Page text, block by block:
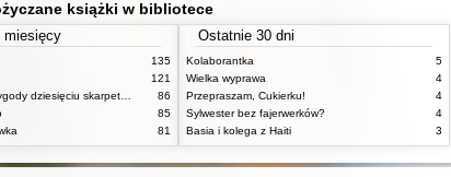
książki w bibliotece
miesięcy
135
121
Niesamowite przygody dziesięciu skarpetek : (czterech prawych i sześciu lewych)
86
85
81
Ostatnie 30 dni
Kolaborantka
5
Wielka wyprawa
4
Przepraszam, Cukierku!
4
Sylwester bez fajerwerków?
4
Basia i kolega z Haiti
3